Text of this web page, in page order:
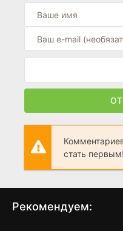
стать первым!
Рекомендуем: